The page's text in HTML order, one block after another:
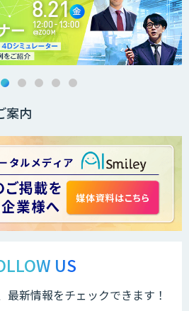
活用＞AIエージェントDRIVE
NEXT
生成AI Partner｜ 顧客対応・接
化
案内
US
最新情報をチェックできます！